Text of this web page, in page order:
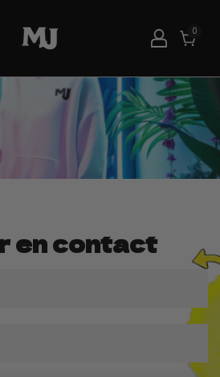
00
en contact